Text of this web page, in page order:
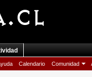
Calendario Comunidad